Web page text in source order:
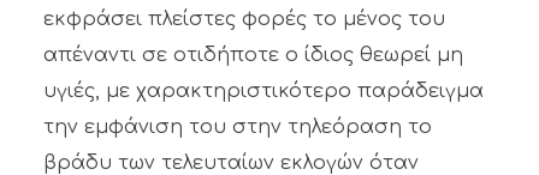
εκφράσει πλείστες φορές το μένος του
απέναντι σε οτιδήποτε ο ίδιος θεωρεί μη
υγιές, με χαρακτηριστικότερο παράδειγμα
την εμφάνιση του στην τηλεόραση το
βράδυ των τελευταίων εκλογών όταν